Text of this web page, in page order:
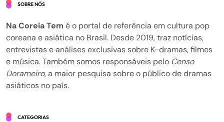
SOBRE NÓS
Na Coreia Tem é o portal de referência em cultura pop
coreana e asiática no Brasil. Desde 2019, traz notícias,
entrevistas e análises exclusivas sobre K-dramas, filmes
e música. Também somos responsáveis pelo Censo
Dorameiro, a maior pesquisa sobre o público de dramas
asiáticos no país.
CATEGORIAS